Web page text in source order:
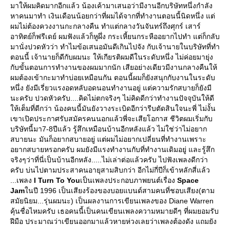
มาให้ผมคิดมากอีกแล้ว น้องเค้ามาเสนอว่ามีงานอีกบริษัทหนึ่งกำลัง
หาคนมาทำ เงินเดือนน้อยกว่าที่ผมได้จากที่ทำงานตอนนี้นิดหนึ่ง แต่
ผมไม่ต้องควงงานกะกลางคืน ทำแต่กลางวันจันทร์ถึงศุกร์ เสาร์
อาทิตย์ก็ฟรีเดย์ ผมฟังแล้วก็หูผึ่ง กระเหี้ยนกระหืออยากไปทำ แต่ก็กลับ
มานั่งปวดหัวว่า ทำไมข้อเสนอมันดีเกินไปจัง กับเจ้านายในบริษัทที่ทำ
ตอนนี้ เจ้านายก็ดีกับผมนะ ให้เกียรติผมดีในระดับหนึ่ง ไม่ค่อยมายุ่ง
กับขั้นตอนการทำงานของผมมากนัก เสียอย่างเดียวมีงานกลางคืนให้
ผมต้องเข้ากะมาทำบ่อยเหมือนกัน ตอนนี้ผมก็ยังสนุกกับงานในระดับ
หนึ่ง ยังมีเรี่ยวแรงอดหลับอดนอนทำงานอยู่ แต่ความรักสบายก็ยังมี
นะครับ ปวดหัวครับ....คิดไม่ตกจริงๆ ไม่คิดดีกว่าทำงานปัจจุบันให้ดี
ห้เต็มที่ดีกว่า น้องคนนี้มันยังวางระเบิดอีกว่ารีบตัดสินใจนะพี่ ไม่งั้น
เขาเปิดประกาศรับสมัครคนนอกแล้วพี่จะเสียโอกาส ชีวิตผมเริ่มกับ
บริษัทนี้มา7-8ปีแล้ว รู้สึกเหมือนบ้านอีกหลังแล้ว ไม่ใช่ว่าไม่อยาก
สบายนะ มันก็อยากสบายอยู่ แต่ผมไม่อยากเปลี่ยนที่ทำงานเพราะ
อยากสบายหรอกครับ ผมยังมีแรงทำงานกับที่ทำงานเดิมอยู่ และรู้สึก
จริงๆว่าที่นี่เป็นบ้านอีกหลัง.....ไม่เล่าต่อแล้วครับ ไปฟังเพลงดีกว่า
ครับ บ่นไปตามประสาคนอายุสามสิบกว่า อีกไม่กี่ปีก็เข้าหลักสี่แล้ว
...เพลง I Turn To Youเป็นเพลงประกอบภาพยนต์เรื่อง Space
Jamนปี 1996 เป็นเสียงร้องของบอยแบนด์สามคนที่ชอบเสียง(ตาม
สมัยนิยม...รุ่นผมนะ) เป็นผลงานการเขียนเพลงของ Diane Warren
คุ้นชื่อไหมครับ เธอคนนี้เป็นคนเขียนเพลงความหมายดีๆ ที่ผมยอมรับ
ฝีมือ ประมาณว่าเขียนออกมาแล้วหายห่วงเลยว่าเพลงต้องดัง แถมยัง